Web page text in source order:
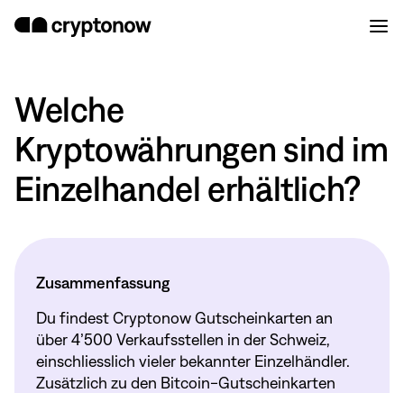
Welche
Kryptowährungen sind im
Einzelhandel erhältlich?
Zusammenfassung
Du findest Cryptonow Gutscheinkarten an
über 4’500 Verkaufsstellen in der Schweiz,
einschliesslich vieler bekannter Einzelhändler.
Zusätzlich zu den Bitcoin-Gutscheinkarten